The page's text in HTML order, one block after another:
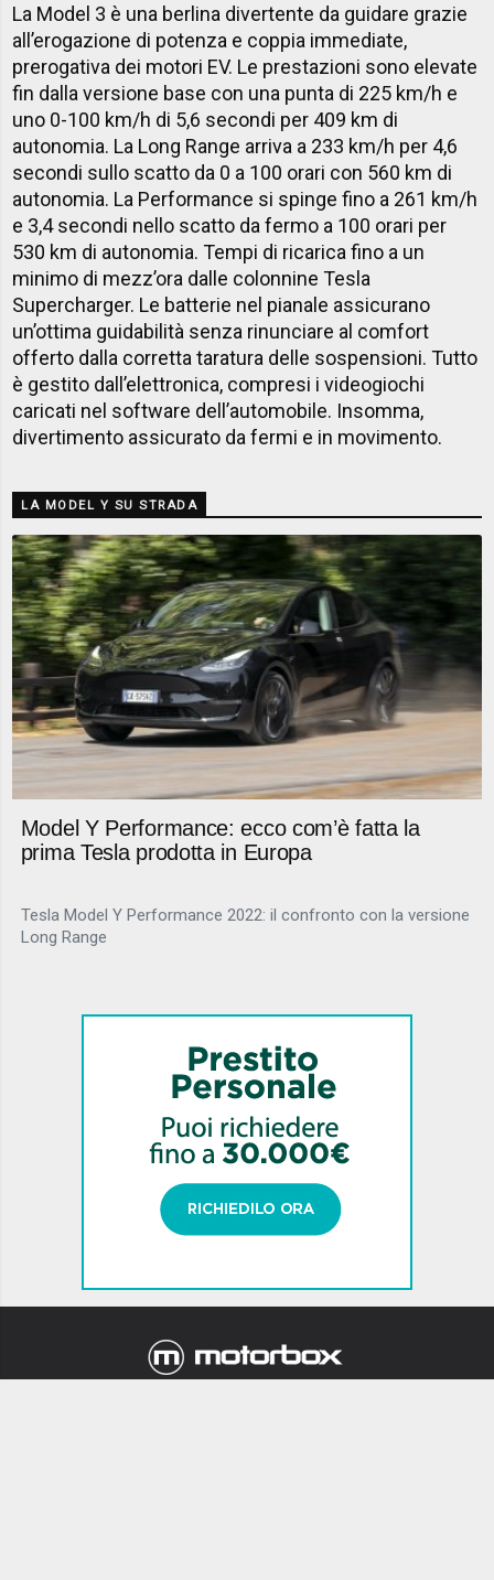
La Model 3 è una berlina divertente da guidare grazie
all’erogazione di potenza e coppia immediate,
prerogativa dei motori EV. Le prestazioni sono elevate
fin dalla versione base con una punta di 225 km/h e
uno 0-100 km/h di 5,6 secondi per 409 km di
autonomia. La Long Range arriva a 233 km/h per 4,6
secondi sullo scatto da 0 a 100 orari con 560 km di
autonomia. La Performance si spinge fino a 261 km/h
e 3,4 secondi nello scatto da fermo a 100 orari per
530 km di autonomia. Tempi di ricarica fino a un
minimo di mezz’ora dalle colonnine Tesla
Supercharger. Le batterie nel pianale assicurano
un’ottima guidabilità senza rinunciare al comfort
offerto dalla corretta taratura delle sospensioni. Tutto
è gestito dall’elettronica, compresi i videogiochi
caricati nel software dell’automobile. Insomma,
divertimento assicurato da fermi e in movimento.
LA MODEL Y SU STRADA
Model Y Performance: ecco com’è fatta la
prima Tesla prodotta in Europa
Tesla Model Y Performance 2022: il confronto con la versione
Long Range